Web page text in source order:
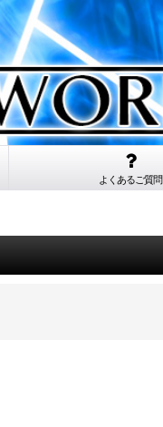
よくあるご質問